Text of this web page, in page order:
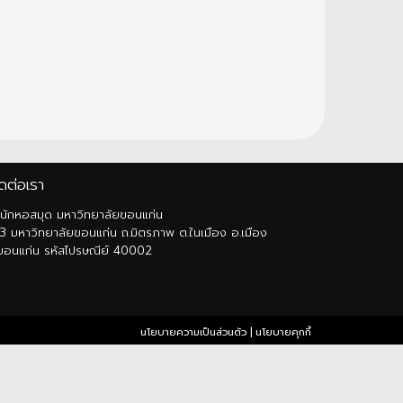
อเรา
กหอสมุด มหาวิทยาลัยขอนแก่น
มหาวิทยาลัยขอนแก่น ถ.มิตรภาพ ต.ในเมือง อ.เมือง
อนแก่น รหัสไปรษณีย์ 40002
นโยบายความเป็นส่วนตัว | นโยบายคุกกี้